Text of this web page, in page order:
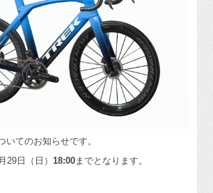
いてのお知らせです。
29日（日） 18:00 までとなります。